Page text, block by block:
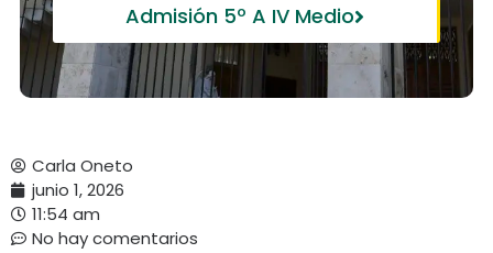
Admisión 5º A IV Medio
Carla Oneto
junio 1, 2026
11:54 am
No hay comentarios